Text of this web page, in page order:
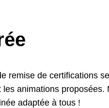
remise de certifications
les animations
adaptée à tous !